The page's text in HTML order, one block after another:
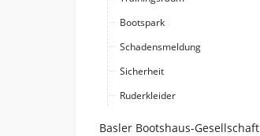
Bootspark
Schadensmeldung
Sicherheit
Ruderkleider
Basler Bootshaus-Gesellschaft